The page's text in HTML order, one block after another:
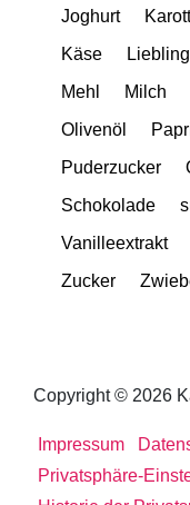
Joghurt
Käse
Mehl
Milch
Olivenöl
Puderzucker
Schokolade
Vanilleextrakt
Zucker
Copyright © 2026
Impressum
Privatsphäre-